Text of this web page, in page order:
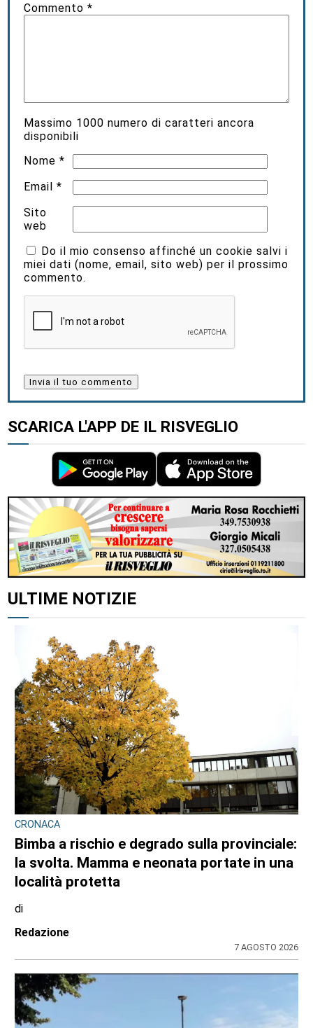
Commento*
Massimo 1000 numero di caratteri ancora
disponibili
Nome*
Email*
Sito
web
Do il mio consenso affinché un cookie salvi i
miei dati (nome, email, sito web) per il prossimo
commento.
SCARICA L'APP DE IL RISVEGLIO
ULTIME NOTIZIE
CRONACA
Bimba a rischio e degrado sulla provinciale:
la svolta. Mamma e neonata portate in una
località protetta
di
Redazione
7 AGOSTO 2026